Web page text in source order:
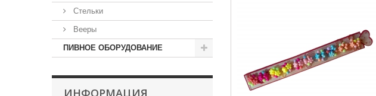
Стельки
Вееры
ПИВНОЕ ОБОРУДОВАНИЕ
ИНФОРМАЦИЯ